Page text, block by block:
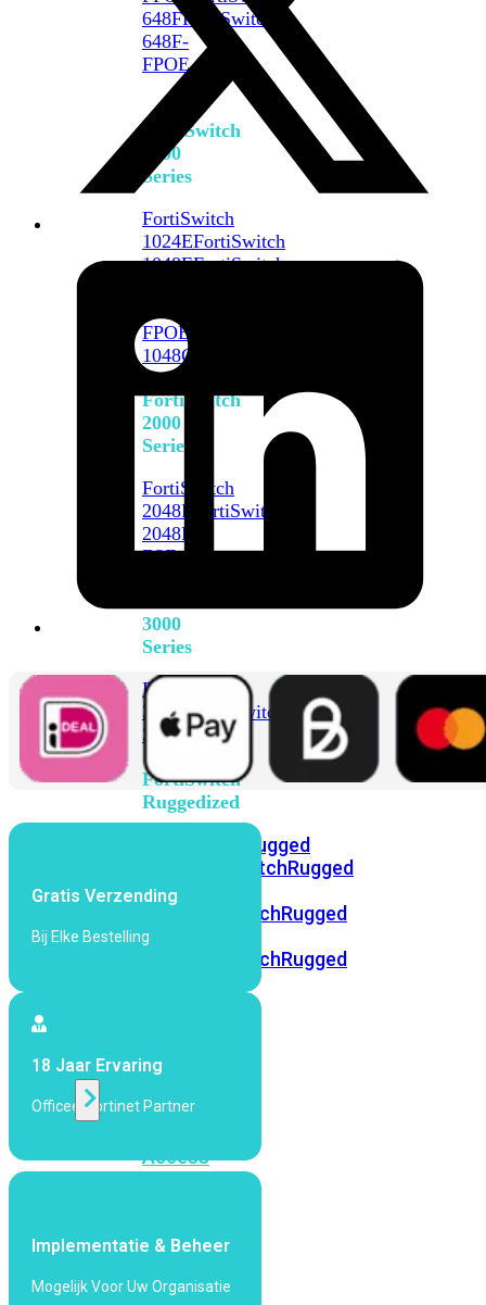
648FFortiSwitch
648F-
FPOE
FortiSwitch
1000
Series
FortiSwitch
1024EFortiSwitch
1048EFortiSwitch
FPOE
1048G
FortiSwitch
2000
Series
FortiSwitch
2048F
FortiSwitch
2048F-
B2F
3000
Series
FortiSwitch
3032EFortiSwitch
3032G
FortiSwitch
Ruggedized
FortiSwitchRugged
FortiSwitchRugged
112F-
FortiSwitchRugged
216F-
FortiSwitchRugged
WiFi
Access
Wi-
Generatie
Gratis Verzending
Bij Elke Bestelling
18 Jaar Ervaring
Officeel Fortinet Partner
Implementatie & Beheer
Mogelijk Voor Uw Organisatie